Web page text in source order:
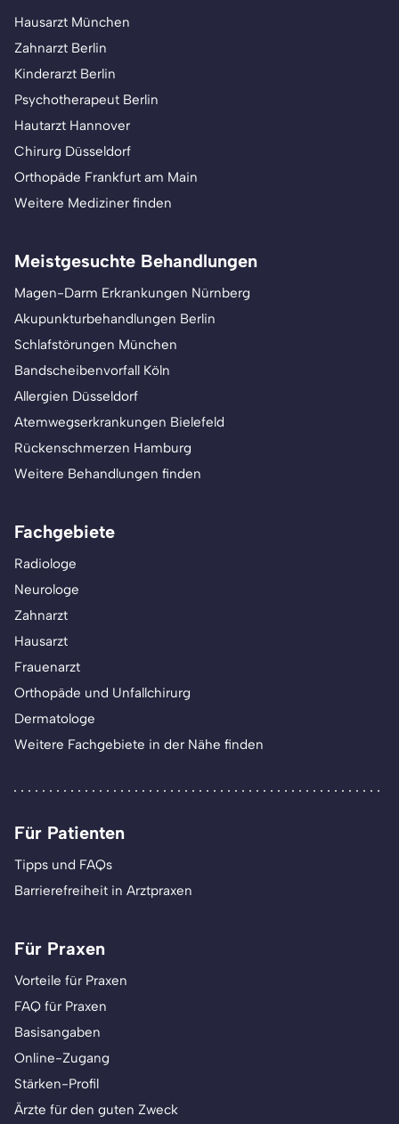
Hausarzt München
Zahnarzt Berlin
Kinderarzt Berlin
Psychotherapeut Berlin
Hautarzt Hannover
Chirurg Düsseldorf
Orthopäde Frankfurt am Main
Weitere Mediziner finden
Meistgesuchte Behandlungen
Magen-Darm Erkrankungen Nürnberg
Akupunkturbehandlungen Berlin
Schlafstörungen München
Bandscheibenvorfall Köln
Allergien Düsseldorf
Atemwegserkrankungen Bielefeld
Rückenschmerzen Hamburg
Weitere Behandlungen finden
Fachgebiete
Radiologe
Neurologe
Zahnarzt
Hausarzt
Frauenarzt
Orthopäde und Unfallchirurg
Dermatologe
Weitere Fachgebiete in der Nähe finden
Für Patienten
Tipps und FAQs
Barrierefreiheit in Arztpraxen
Für Praxen
Vorteile für Praxen
FAQ für Praxen
Basisangaben
Online-Zugang
Stärken-Profil
Ärzte für den guten Zweck